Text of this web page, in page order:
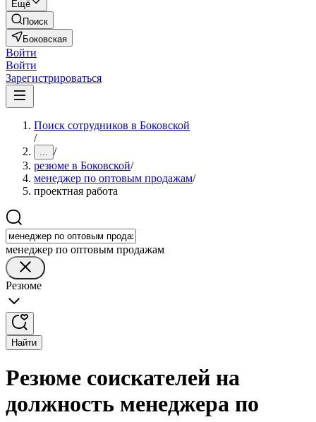
Ещё
Поиск
Боковская
Войти
Войти
Зарегистрироваться
Поиск сотрудников в Боковской
/
... /
резюме в Боковской/
менеджер по оптовым продажам/
проектная работа
менеджер по оптовым продажам
Резюме
Найти
Резюме соискателей на
должность менеджера по